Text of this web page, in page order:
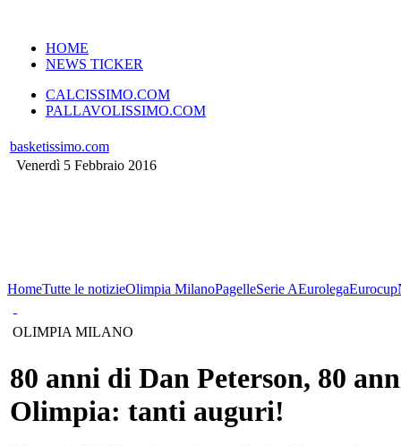
HOME
NEWS TICKER
CALCISSIMO.COM
PALLAVOLISSIMO.COM
basketissimo.com
Venerdì 5 Febbraio 2016
HomeTutte le notizieOlimpia MilanoPagelleSerie AEurolegaEurocup
OLIMPIA MILANO
80 anni di Dan Peterson, 80
Olimpia: tanti auguri!